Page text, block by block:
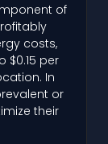
of
costs,
$0.15 per
In
or
their